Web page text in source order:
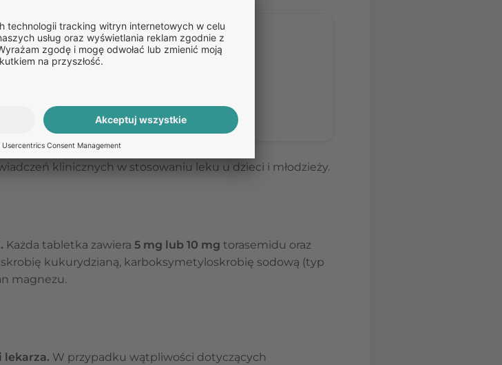
leku?Zadaj je naszym specjalistom.
w Receptomat.
klinicznych w stosowaniu leku u dzieci i młodzieży.
Każda tabletka zawiera 5 mg lub 10 mg torasemidu oraz
kukurydzianą, karboksymetyloskrobię sodową (typ
magnezu.
lekarza. W przypadku wątpliwości dotyczących